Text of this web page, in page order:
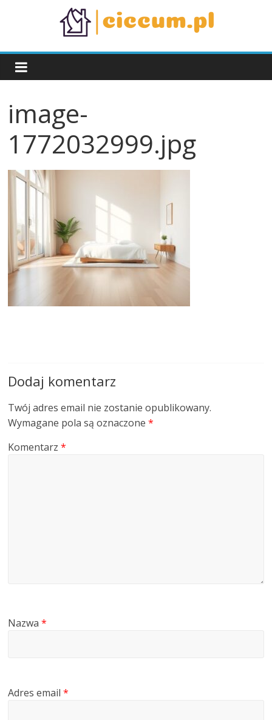
ciccum.pl
image-
1772032999.jpg
Dodaj komentarz
Twój adres email nie zostanie opublikowany.
Wymagane pola są oznaczone*
Komentarz*
Nazwa*
Adres email*